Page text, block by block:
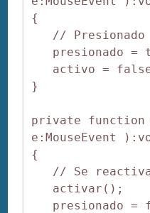
{
// Presionado
presionado =
activo =
}
private function
e:MouseEvent
{
// Se
activar();
presionado =